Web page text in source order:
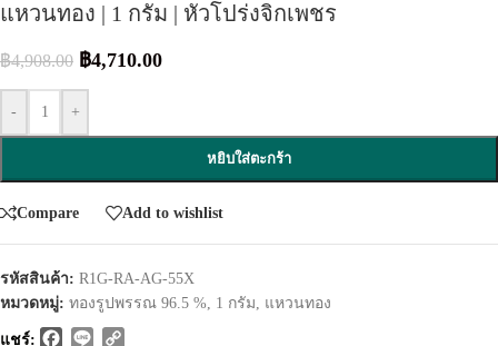
แหวนทอง | 1 กรัม | หัวโปร่งจิกเพชร
฿4,908.00 ฿4,710.00
- +
หยิบใส่ตะกร้า
Compare Add to wishlist
รหัสสินค้า: R1G-RA-AG-55X
หมวดหมู่: ทองรูปพรรณ 96.5 %, 1 กรัม, แหวนทอง
แชร์: Facebook
Line